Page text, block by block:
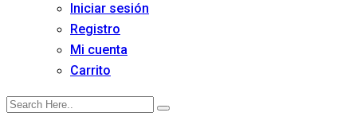
Iniciar sesión
Registro
Mi cuenta
Carrito